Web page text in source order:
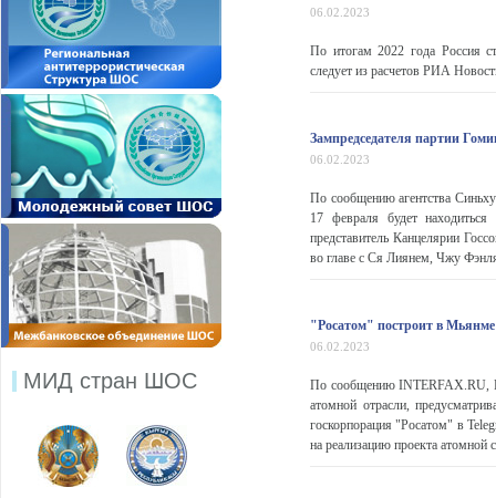
МИД стран ШОС
06.02.2023
По итогам 2022 года Россия
следует из расчетов РИА
Зампредседателя партии
06.02.2023
По сообщению агентства
17 февраля будет
представитель Канцелярии
во главе с Ся Лиянем, Чжу
"Росатом" построит в
06.02.2023
По сообщению INTERFAX.RU,
атомной отрасли,
госкорпорация "Росатом" в
на реализацию проекта